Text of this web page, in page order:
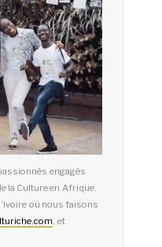
engagés
la Culture en Afrique.
où nous faisons
, et